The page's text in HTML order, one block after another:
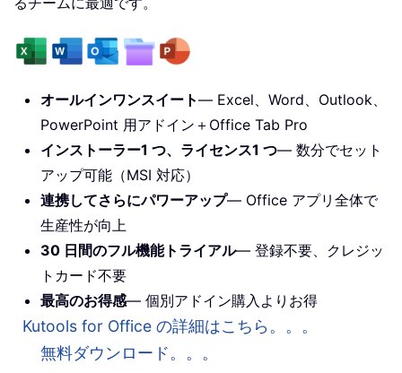
オールインワンスイート— Excel、Word、Outlook、
PowerPoint 用アドイン＋Office Tab Pro
インストーラー1 つ、ライセンス1 つ— 数分でセット
アップ可能（MSI 対応）
連携してさらにパワーアップ— Office アプリ全体で
生産性が向上
30 日間のフル機能トライアル— 登録不要、クレジッ
トカード不要
最高のお得感— 個別アドイン購入よりお得
Kutools for Office の詳細はこちら。。。
無料ダウンロード。。。